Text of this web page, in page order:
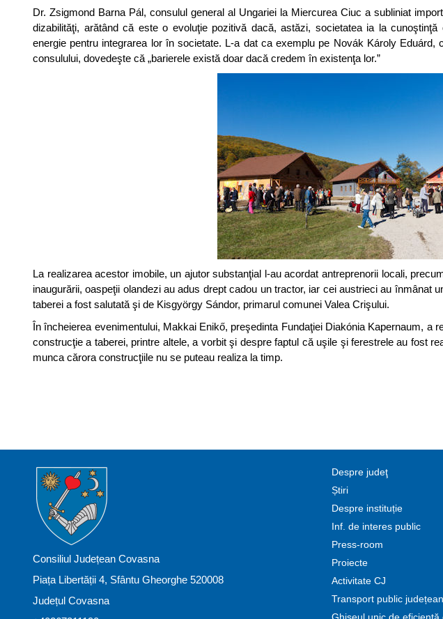
Dr. Zsigmond Barna Pál, consulul general al Ungariei la Miercurea Ciuc a subliniat
dizabilităţi, arătând că este o evoluţie pozitivă dacă, astăzi, societatea ia la
energie pentru integrarea lor în societate. L-a dat ca exemplu pe Novák Károly Eduárd,
consulului, dovedeşte că „barierele există doar dacă credem în existenţa lor.”
La realizarea acestor imobile, un ajutor substanţial l-au acordat antreprenorii locali,
inaugurării, oaspeţii olandezi au adus drept cadou un tractor, iar cei austrieci au înmânat
taberei a fost salutată şi de Kisgyörgy Sándor, primarul comunei Valea Crişului.
În încheierea evenimentului, Makkai Enikő, preşedinta Fundaţiei Diakónia Kapernaum, a
construcţie a taberei, printre altele, a vorbit şi despre faptul că uşile şi ferestrele au fost
munca cărora construcţiile nu se puteau realiza la timp.
Consiliul Județean Covasna
Piața Libertății 4, Sfântu Gheorghe 520008
Județul Covasna
Despre judeţ
Știri
Despre instituție
Inf. de interes public
Press-room
Proiecte
Activitate CJ
Transport public județean